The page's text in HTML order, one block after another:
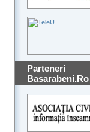
Parteneri
Basarabeni.Ro